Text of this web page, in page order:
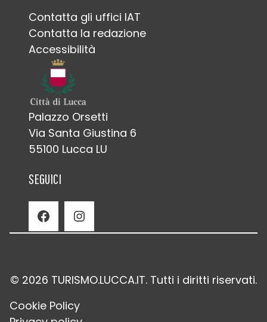
Contatta gli uffici IAT
Contatta la redazione
Accessibilità
Palazzo Orsetti
Via Santa Giustina 6
55100 Lucca LU
SEGUICI
Facebook Instagram
© 2026 TURISMO.LUCCA.IT. Tutti i diritti riservati.
Cookie Policy